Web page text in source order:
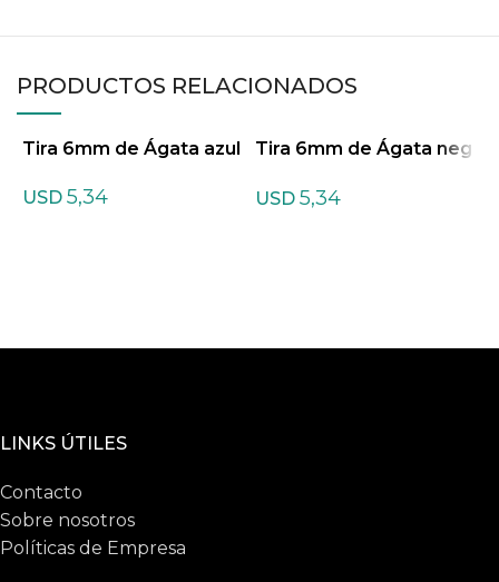
PRODUCTOS RELACIONADOS
Tira 6mm de Ágata azul
USD 5,34
Tira 6mm de Ágata neg
USD 5,34
LINKS ÚTILES
Contacto
Sobre nosotros
Políticas de Empresa